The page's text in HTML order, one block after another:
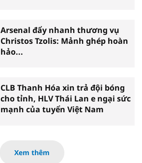
Arsenal đẩy nhanh thương vụ
Christos Tzolis: Mảnh ghép hoàn
hảo...
CLB Thanh Hóa xin trả đội bóng
cho tỉnh, HLV Thái Lan e ngại sức
mạnh của tuyển Việt Nam
Xem thêm